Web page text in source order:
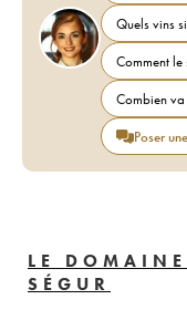
Quels vins
Comment le
Combien
Poser
LE
SÉGUR